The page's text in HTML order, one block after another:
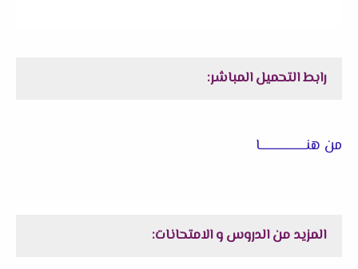
رابط التحميل المباشر:
من هنـــــــــــــــــــا
المزيد من الدروس و الامتحانات: